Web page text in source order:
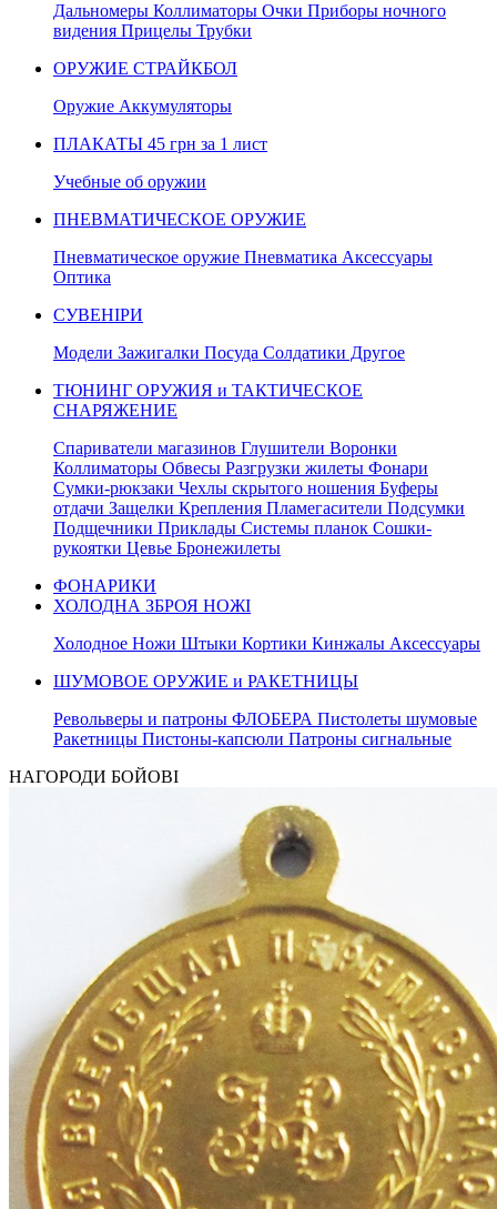
Дальномеры Коллиматоры Очки Приборы ночного
видения Прицелы Трубки
ОРУЖИЕ СТРАЙКБОЛ
Оружие Аккумуляторы
ПЛАКАТЫ 45 грн за 1 лист
Учебные об оружии
ПНЕВМАТИЧЕСКОЕ ОРУЖИЕ
Пневматическое оружие Пневматика Аксессуары
Оптика
СУВЕНІРИ
Модели Зажигалки Посуда Солдатики Другое
ТЮНИНГ ОРУЖИЯ и ТАКТИЧЕСКОЕ
СНАРЯЖЕНИЕ
Спариватели магазинов Глушители Воронки
Коллиматоры Обвесы Разгрузки жилеты Фонари
Сумки-рюкзаки Чехлы скрытого ношения Буферы
отдачи Защелки Крепления Пламегасители Подсумки
Подщечники Приклады Системы планок Сошки-
рукоятки Цевье Бронежилеты
ФОНАРИКИ
ХОЛОДНА ЗБРОЯ НОЖІ
Холодное Ножи Штыки Кортики Кинжалы Аксессуары
ШУМОВОЕ ОРУЖИЕ и РАКЕТНИЦЫ
Револьверы и патроны ФЛОБЕРА Пистолеты шумовые
Ракетницы Пистоны-капсюли Патроны сигнальные
НАГОРОДИ БОЙОВІ